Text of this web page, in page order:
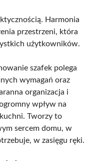
Harmonia
przestrzeni, która
użytkowników.
szafek polega
wymagań oraz
organizacja i
wpływ na
Tworzy to
sercem domu, w
w zasięgu ręki.